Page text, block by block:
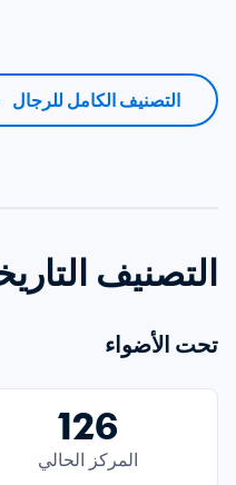
التصنيف الكامل للرجال
التصنيف
تحت الأضواء
126
المركز الحالي